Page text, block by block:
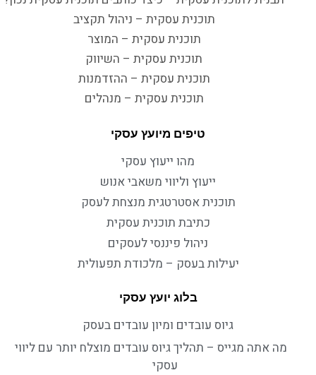
תוכנית עסקית – ניהול תקציב
תוכנית עסקית – המוצר
תוכנית עסקית – השיווק
תוכנית עסקית – ההזדמנות
תוכנית עסקית – מנהלים
טיפים מיועץ עסקי
מהו ייעוץ עסקי
ייעוץ וליווי משאבי אנוש
תוכנית אסטרטגית מנצחת לעסק
כתיבת תוכנית עסקית
ניהול פיננסי לעסקים
יעילות בעסק – מלכודת תפעולית
בלוג יועץ עסקי
גיוס עובדים ומיון עובדים בעסק
מה אתה מגייס – תהליך גיוס עובדים מוצלח יותר עם ליווי
עסקי